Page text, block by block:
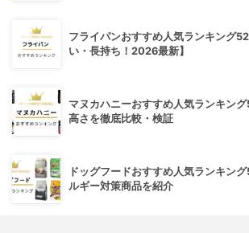
フライパンおすすめ人気ランキング
い・長持ち！2026最新】
マヌカハニーおすすめ人気ランキン
高さを徹底比較・検証
ドッグフードおすすめ人気ランキン
ルギー対策商品を紹介